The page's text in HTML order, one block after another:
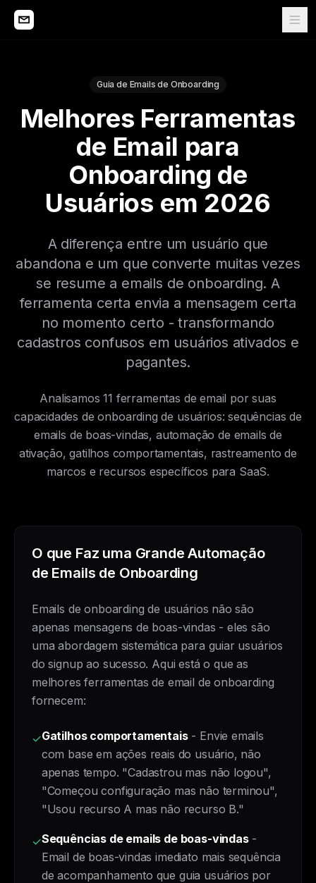
Guia de Emails de Onboarding
Melhores Ferramentas
de Email para
Onboarding de
Usuários em 2026
A diferença entre um usuário que
abandona e um que converte muitas vezes
se resume a emails de onboarding. A
ferramenta certa envia a mensagem certa
no momento certo - transformando
cadastros confusos em usuários ativados e
pagantes.
Analisamos 11 ferramentas de email por suas
capacidades de onboarding de usuários: sequências de
emails de boas-vindas, automação de emails de
ativação, gatilhos comportamentais, rastreamento de
marcos e recursos específicos para SaaS.
O que Faz uma Grande Automação
de Emails de Onboarding
Emails de onboarding de usuários não são
apenas mensagens de boas-vindas - eles são
uma abordagem sistemática para guiar usuários
do signup ao sucesso. Aqui está o que as
melhores ferramentas de email de onboarding
fornecem:
✓Gatilhos comportamentais- Envie emails
com base em ações reais do usuário, não
apenas tempo. "Cadastrou mas não logou",
"Começou configuração mas não terminou",
"Usou recurso A mas não recurso B."
✓Sequências de emails de boas-vindas-
Email de boas-vindas imediato mais sequência
de acompanhamento que guia usuários por